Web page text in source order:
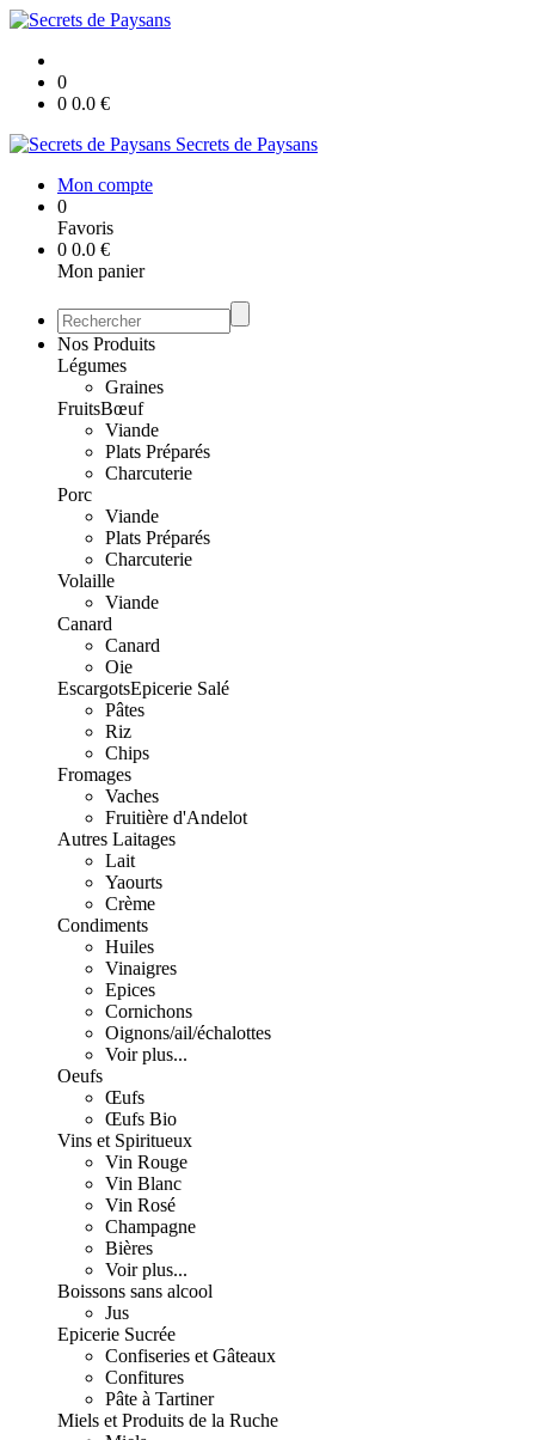
0
0 0.0 €
Secrets de Paysans
Mon compte
0
Favoris
0 0.0 €
Mon panier
Nos Produits
Légumes
Graines
FruitsBœuf
Viande
Plats Préparés
Charcuterie
Porc
Viande
Plats Préparés
Charcuterie
Volaille
Viande
Canard
Canard
Oie
EscargotsEpicerie Salé
Pâtes
Riz
Chips
Fromages
Vaches
Fruitière d'Andelot
Autres Laitages
Lait
Yaourts
Crème
Condiments
Huiles
Vinaigres
Epices
Cornichons
Oignons/ail/échalottes
Voir plus...
Oeufs
Œufs
Œufs Bio
Vins et Spiritueux
Vin Rouge
Vin Blanc
Vin Rosé
Champagne
Bières
Voir plus...
Boissons sans alcool
Jus
Epicerie Sucrée
Confiseries et Gâteaux
Confitures
Pâte à Tartiner
Miels et Produits de la Ruche